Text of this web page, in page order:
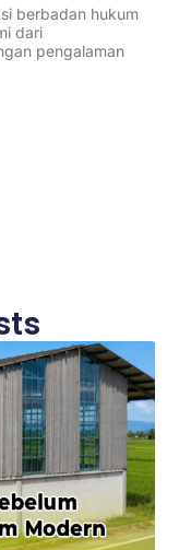
berbadan hukum
dari
pengalaman